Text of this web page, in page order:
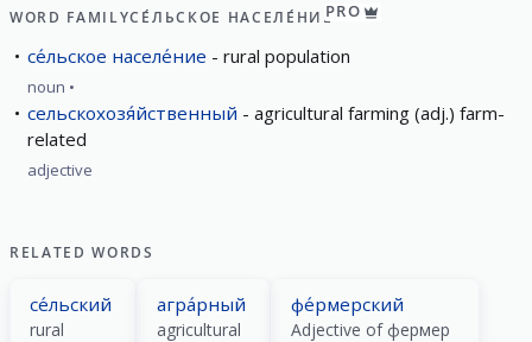
WORD FAMILYСЕ́ЛЬСКОЕ НАСЕЛЕ́НИЕPRO
се́льское населе́ние rural population
noun
сельскохозя́йственный
agricultural farming (adj.) farm-
related
adjective
RELATED WORDS
се́льский
rural
агра́рный
agricultural
фе́рмерский
Adjective of фермер